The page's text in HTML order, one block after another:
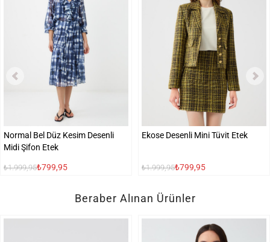
Normal Bel Düz Kesim Desenli
Midi Şifon Etek
₺1.999,95₺799,95
Ekose Desenli Mini Tüvit Etek
₺1.999,95₺799,95
Beraber Alınan Ürünler